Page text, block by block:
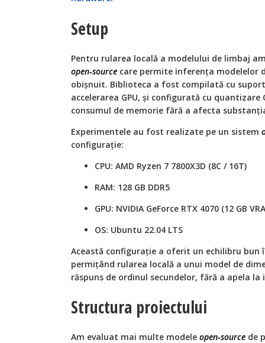
Setup
Pentru rularea locală a modelului de limbaj
open‑source care permite inferența modelelor
obișnuit. Biblioteca a fost compilată cu
accelerarea GPU, și configurată cu quantizare
consumul de memorie fără a afecta
Experimentele au fost realizate pe un sistem
configurație:
CPU: AMD Ryzen 7 7800X3D (8C / 16T)
RAM: 128 GB DDR5
GPU: NVIDIA GeForce RTX 4070 (12 GB
OS: Ubuntu 22.04 LTS
Această configurație a oferit un echilibru
permițând rularea locală a unui model de
răspuns de ordinul secundelor, fără a apela
Structura proiectului
Am evaluat mai multe modele open‑source de